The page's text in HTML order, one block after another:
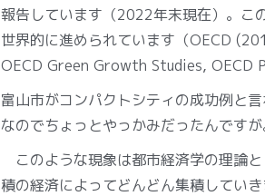
報告しています（2022年末現在）。こ
世界的に進められています（OECD
OECD Green Growth Studies, OECD
富山市がコンパクトシティの成功例と
なのでちょっとやっかみだったんですが
このような現象は都市経済学の理論
積の経済によってどんどん集積してい